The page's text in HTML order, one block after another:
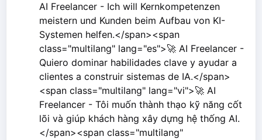
AI Freelancer - Ich will Kernkompetenzen
meistern und Kunden beim Aufbau von KI-
Systemen helfen.</span><span
class="multilang" lang="es">🚀 AI Freelancer -
Quiero dominar habilidades clave y ayudar a
clientes a construir sistemas de IA.</span>
<span class="multilang" lang="vi">🚀 AI
Freelancer - Tôi muốn thành thạo kỹ năng cốt
lõi và giúp khách hàng xây dựng hệ thống AI.
</span><span class="multilang"